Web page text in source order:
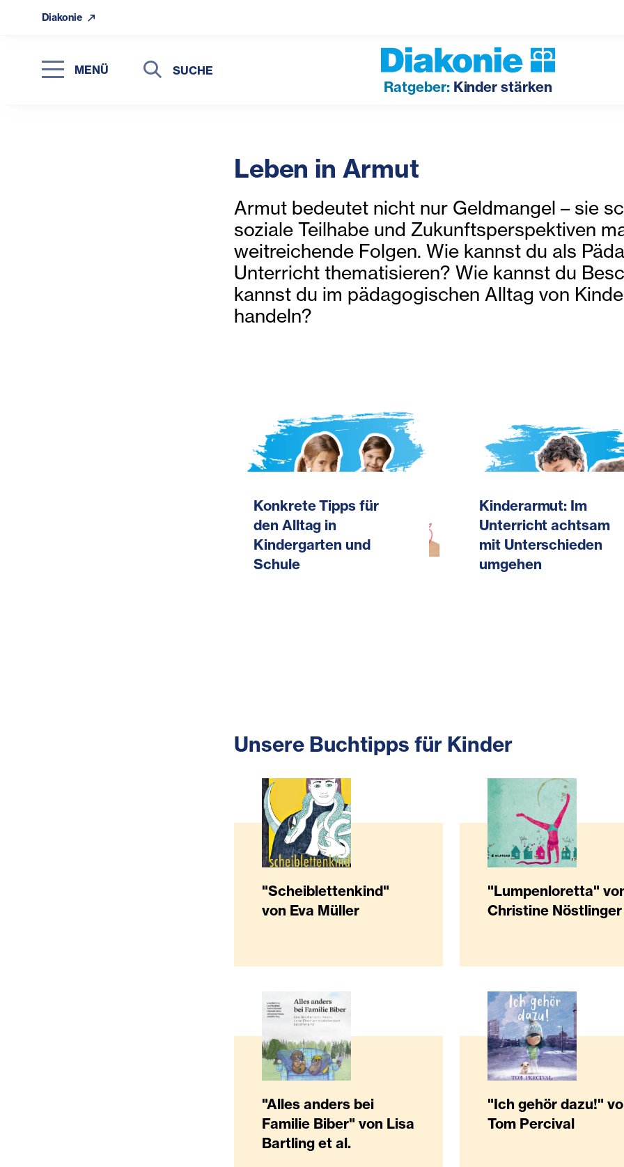
Diakonie
MENÜ
Suche
Suche
Ratgeber:Kinder stärken
Leben in Armut
Armut bedeutet nicht nur Geldmangel – sie
soziale Teilhabe und Zukunftsperspektiven
weitreichende Folgen. Wie kannst du als
Unterricht thematisieren? Wie kannst du
kannst du im pädagogischen Alltag von
handeln?
Konkrete Tipps für
den Alltag in
Kindergarten und
Schule
Kinderarmut: Im
Unterricht achtsam
mit Unterschieden
umgehen
Unsere Buchtipps für Kinder
"Scheiblettenkind"
von Eva Müller
"Lumpenloretta"
Christine Nöstlinger
"Alles anders bei
Familie Biber" von Lisa
Bartling et al.
"Ich gehör dazu!"
Tom Percival